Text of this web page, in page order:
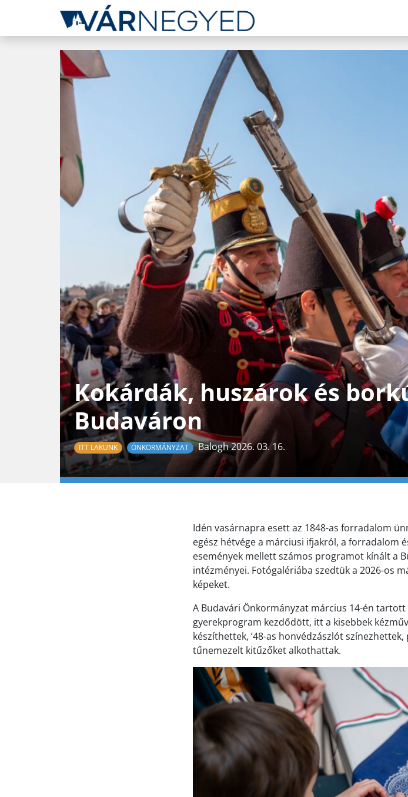
Kokárdák, huszárok és
Budaváron
ITT LAKUNK ÖNKORMÁNYZAT Balogh 2026. 03. 16.
Idén vasárnapra esett az 1848-as forradalom
egész hétvége a márciusi ifjakról, a forradalom
események mellett számos programot kínált a
intézményei. Fotógalériába szedtük a 2026-os
képeket.
A Budavári Önkormányzat március 14-én tartott
gyerekprogram kezdődött, itt a kisebbek
készíthettek, ’48-as honvédzászlót
tűnemezelt kitűzőket alkothattak.